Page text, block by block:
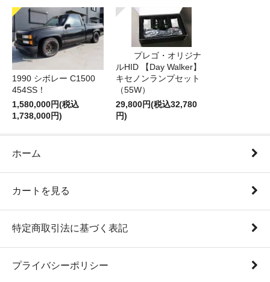
1990 シボレー C1500
454SS！
1,580,000円(税込
1,738,000円)
プレゴ・オリジナ
ルHID 【Day Walker】
キセノンランプセット
（55W）
29,800円(税込32,780
円)
ホーム
カートを見る
特定商取引法に基づく表記
プライバシーポリシー